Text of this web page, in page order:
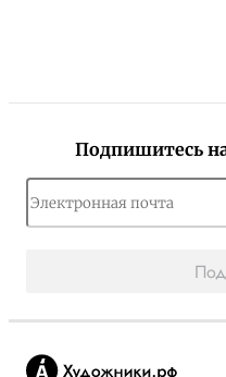
Подпишитесь